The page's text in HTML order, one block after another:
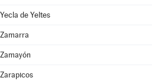
Yecla de Yeltes
Zamarra
Zamayón
Zarapicos